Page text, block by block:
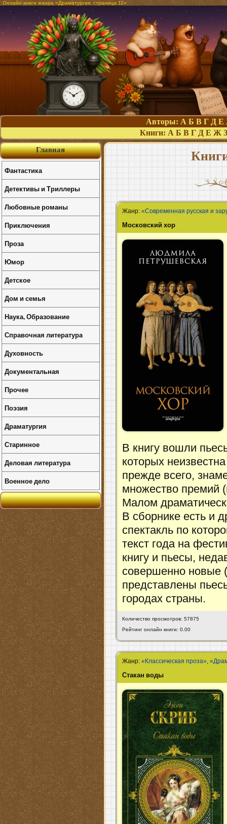
Онлайн книги жанра «Драматургия, страница 11»
Авторы: А Б В Г Д Е
Книги: А Б В Г Д Е Ж З
Жанр:«Современная русская и
Московский хор
В книгу вошли
которых
прежде всего,
множество премий
Малом
В сборнике есть и
спектакль по
текст года на
книгу и пьесы,
совершенно новые
представлены
городах страны.
Количество просмотров: 57875
Рейтинг онлайн книги: 0.00
Жанр:«Классическая проза»,
Стакан воды
Главная
Фантастика
Детективы и Триллеры
Любовные романы
Приключения
Проза
Юмор
Детское
Дом и семья
Наука, Образование
Справочная литература
Духовность
Документальная
Прочее
Поэзия
Драматургия
Старинное
Деловая литература
Военное дело